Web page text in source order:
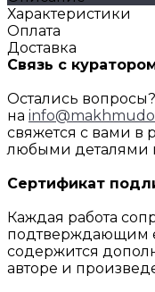
Характеристики
Оплата
Доставка
Связь с
Остались
на
свяжется с вами в
любыми деталями
Сертификат
Каждая работа
подтверждающим
содержится
авторе и